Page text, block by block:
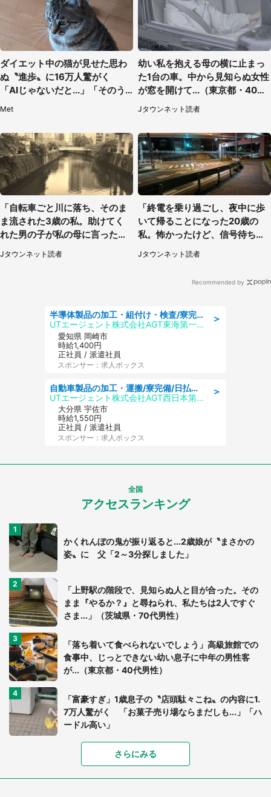
ダイエット中の猫が見せた思わ
ぬ〝進歩〟に16万人驚がく
「AIじゃないだと...」「そのう
ち喋りそう」
Met
幼い私を抱える母の横に止まっ
た1台の車。中から見知らぬ女性
が窓を開けて...（東京都・40代
男性）
Jタウンネット読者
「自転車ごと川に落ち、そのま
ま流された3歳の私。助けてく
れた男の子が私の母に言ったの
は...」（千葉県・20代女性）
Jタウンネット読者
「終電を乗り過ごし、夜中に歩
いて帰ることになった20歳の
私。怖かったけど、信号待ちの
車に道を尋ねたら...」（埼玉
県・60代女性）
Jタウンネット読者
Recommended by
＞
半導体製品の加工・組付け・検査/寮完備/日勤/日払い/工場・製造
UTエージェント株式会社AGT東海第一CU
愛知県 岡崎市
時給1,400円
正社員 / 派遣社員
スポンサー：求人ボックス
＞
自動車製品の加工・運搬/寮完備/日払い/工場・製造
UTエージェント株式会社AGT西日本第二CU
大分県 宇佐市
時給1,550円
正社員 / 派遣社員
スポンサー：求人ボックス
全国
アクセスランキング
かくれんぼの鬼が振り返ると...2歳娘が〝まさかの
姿〟に 父「2～3分探しました」
「上野駅の階段で、見知らぬ人と目が合った。その
まま『やるか？』と尋ねられ、私たちは2人ですぐ
さま...」（茨城県・70代男性）
「落ち着いて食べられないでしょう」高級旅館での
食事中、じっとできない幼い息子に中年の男性客
が...（東京都・40代男性）
「富豪すぎ」1歳息子の〝店頭駄々こね〟の内容に1.
7万人驚がく 「お菓子売り場ならまだしも...」「ハ
ードル高い」
あまりにも四角すぎる猫、激写される 「これもう
さらにみる